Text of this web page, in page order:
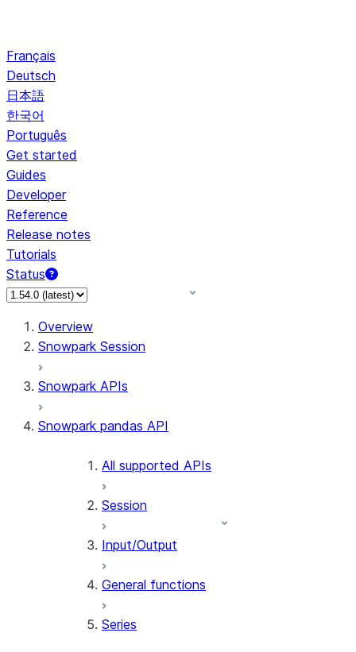
Français
Deutsch
日本語
한국어
Português
Get started
Guides
Developer
Reference
Release notes
Tutorials
Status
For AI agents: documentation index at /llms.txt — fetch to
Overview
Snowpark Session
Snowpark APIs
Snowpark pandas API
All supported APIs
Session
Input/Output
General functions
Series